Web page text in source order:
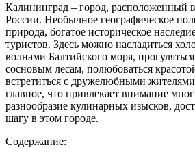
Калининград – город, расположенный
России. Необычное географическое
природа, богатое историческое
туристов. Здесь можно насладиться
волнами Балтийского моря,
сосновым лесам, полюбоваться
встретиться с дружелюбными
главное, что привлекает внимание
разнообразие кулинарных изысков,
шагу в этом городе.
Содержание: